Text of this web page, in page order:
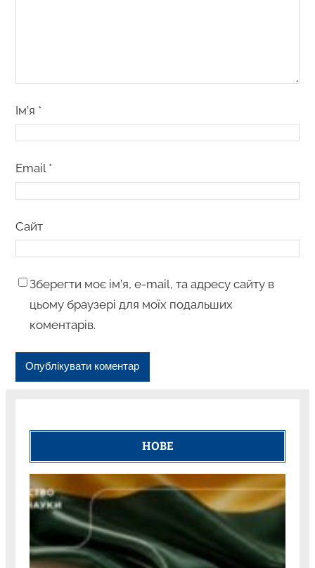
Ім’я *
Email *
Сайт
Зберегти моє ім’я, e-mail, та адресу сайту в
цьому браузері для моїх подальших
коментарів.
НОВЕ